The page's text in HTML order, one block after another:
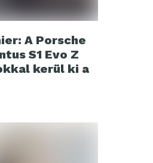
A Porsche
S1 Evo Z
kerül ki a